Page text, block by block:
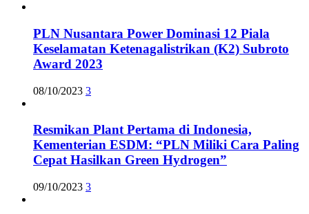
PLN Nusantara Power Dominasi 12 Piala
Keselamatan Ketenagalistrikan (K2) Subroto
Award 2023
08/10/2023 3
Resmikan Plant Pertama di Indonesia,
Kementerian ESDM: “PLN Miliki Cara Paling
Cepat Hasilkan Green Hydrogen”
09/10/2023 3